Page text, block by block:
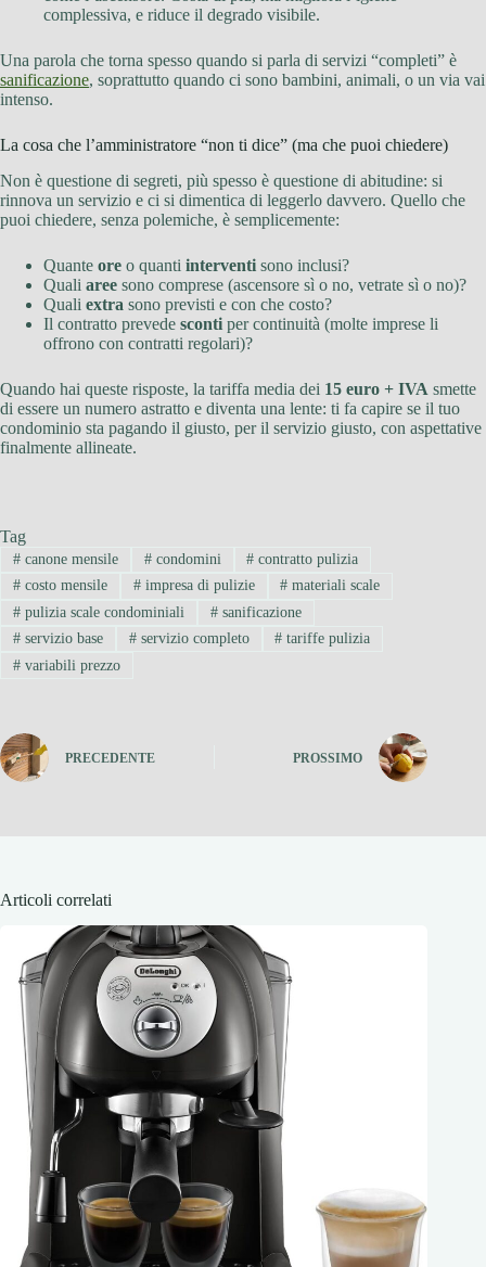
complessiva, e riduce il degrado visibile.
Una parola che torna spesso quando si parla di servizi “completi” è
sanificazione, soprattutto quando ci sono bambini, animali, o un via vai
intenso.
La cosa che l’amministratore “non ti dice” (ma che puoi chiedere)
Non è questione di segreti, più spesso è questione di abitudine: si
rinnova un servizio e ci si dimentica di leggerlo davvero. Quello che
puoi chiedere, senza polemiche, è semplicemente:
Quante ore o quanti interventi sono inclusi?
Quali aree sono comprese (ascensore sì o no, vetrate sì o no)?
Quali extra sono previsti e con che costo?
Il contratto prevede sconti per continuità (molte imprese li
offrono con contratti regolari)?
Quando hai queste risposte, la tariffa media dei 15 euro + IVA smette
di essere un numero astratto e diventa una lente: ti fa capire se il tuo
condominio sta pagando il giusto, per il servizio giusto, con aspettative
finalmente allineate.
Tag
#canone mensile #condomini # contratto pulizia
#costo mensile #impresa di pulizie # materiali scale
#pulizia scale condominiali #sanificazione
#servizio base #servizio completo # tariffe pulizia
#variabili prezzo
PRECEDENTE PROSSIMO
Articoli correlati